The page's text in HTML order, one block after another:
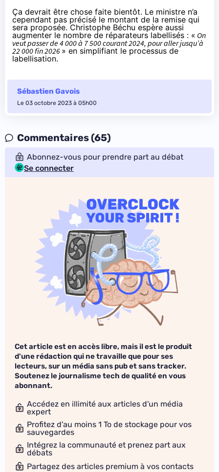
Ça devrait être chose faite bientôt. Le ministre n’a
cependant pas précisé le montant de la remise qui
sera proposée. Christophe Béchu espère aussi
augmenter le nombre de réparateurs labellisés : « On
veut passer de 4 000 à 7 500 courant 2024, pour aller jusqu’à
22 000 fin 2026 » en simplifiant le processus de
labellisation.
Sébastien Gavois
Le 03 octobre 2023 à 05h00
Commentaires (65)
Abonnez-vous pour prendre part au débat
Se connecter
Cet article est en accès libre, mais il est le produit
d'une rédaction qui ne travaille que pour ses
lecteurs, sur un média sans pub et sans tracker.
Soutenez le journalisme tech de qualité en vous
abonnant.
Accédez en illimité aux articles d'un média
expert
Profitez d'au moins 1 To de stockage pour vos
sauvegardes
Intégrez la communauté et prenez part aux
débats
Partagez des articles premium à vos contacts